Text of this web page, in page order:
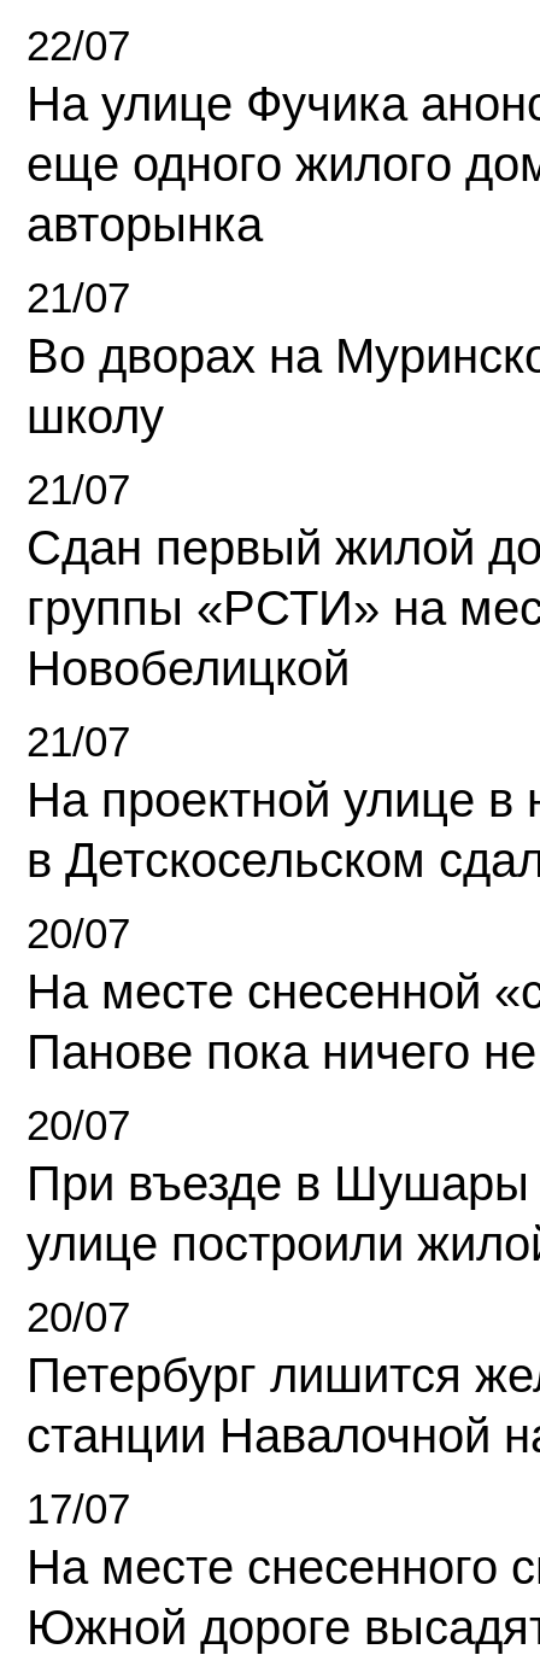
22/07
На улице Фучика
еще одного жилого
авторынка
21/07
Во дворах на
школу
21/07
Сдан первый жилой
группы «РСТИ» на
Новобелицкой
21/07
На проектной улице
в Детскосельском
20/07
На месте снесенной
Панове пока ничего
20/07
При въезде в Шушары
улице построили
20/07
Петербург лишится
станции Навалочной
17/07
На месте снесенного
Южной дороге